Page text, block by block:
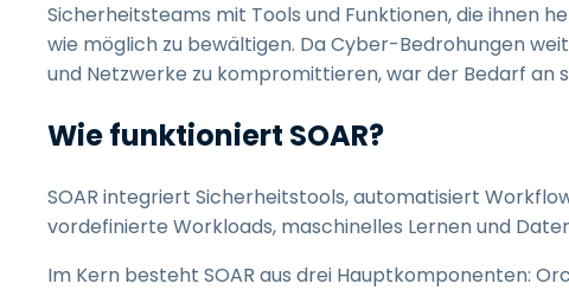
Sicherheitsteams mit Tools und Funktionen, die ihnen
wie möglich zu bewältigen. Da Cyber-Bedrohungen
und Netzwerke zu kompromittieren, war der Bedarf
Wie funktioniert SOAR?
SOAR integriert Sicherheitstools, automatisiert
vordefinierte Workloads, maschinelles Lernen und
Im Kern besteht SOAR aus drei Hauptkomponenten: